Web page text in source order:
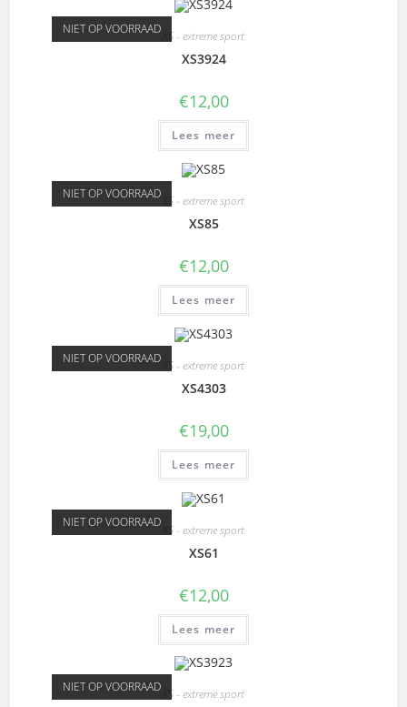
NIET OP VOORRAAD XS - extreme sport
XS3924
€12,00
Lees meer
NIET OP VOORRAAD XS - extreme sport
XS85
€12,00
Lees meer
NIET OP VOORRAAD XS - extreme sport
XS4303
€19,00
Lees meer
NIET OP VOORRAAD XS - extreme sport
XS61
€12,00
Lees meer
NIET OP VOORRAAD XS - extreme sport